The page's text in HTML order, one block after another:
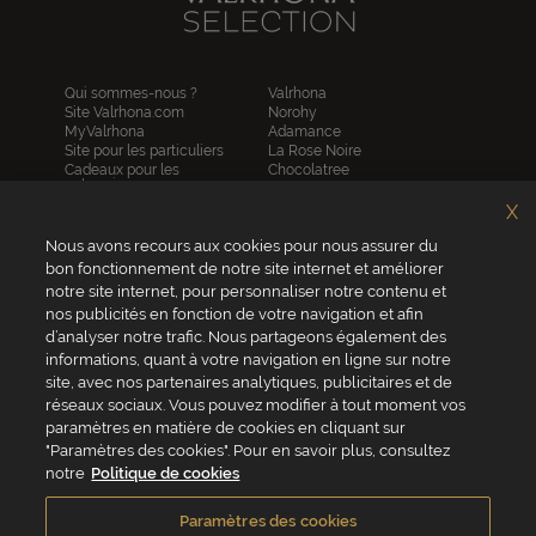
Qui sommes-nous ?
Site Valrhona.com
MyValrhona
Site pour les particuliers
Cadeaux pour les
entreprises
Contactez-nous
Valrhona
Norohy
Adamance
La Rose Noire
Chocolatree
Republica del cacao
Service client
04 75 07 51 51
Du lundi au jeudi : 8h - 18h
Le vendredi : 8h - 17h
VALRHONA FRANCE - ZA Les Fleurons - 315 Allée des Bergerons -
Nous avons recours aux cookies pour nous assurer du
bon fonctionnement de notre site internet et améliorer
notre site internet, pour personnaliser notre contenu et
nos publicités en fonction de votre navigation et afin
d’analyser notre trafic. Nous partageons également des
informations, quant à votre navigation en ligne sur notre
site, avec nos partenaires analytiques, publicitaires et de
réseaux sociaux. Vous pouvez modifier à tout moment vos
paramètres en matière de cookies en cliquant sur
"Paramètres des cookies". Pour en savoir plus, consultez
notre Politique de cookies
Paramètres des cookies
X